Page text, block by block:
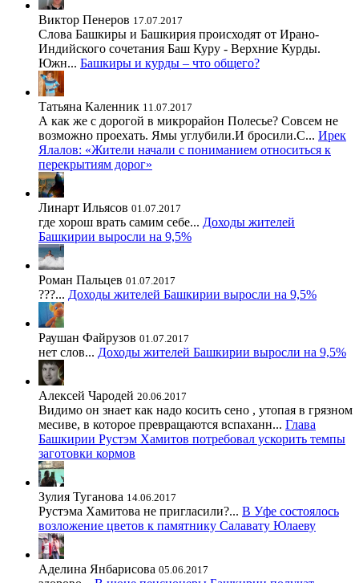
Виктор Пенеров 17.07.2017
Слова Башкиры и Башкирия происходят от Ирано-
Индийского сочетания Баш Куру - Верхние Курды.
Южн... Башкиры и курды – что общего?
Татьяна Каленник 11.07.2017
А как же с дорогой в микрорайон Полесье? Совсем не
возможно проехать. Ямы углубили.И бросили.С... Ирек
Ялалов: «Жители начали с пониманием относиться к
перекрытиям дорог»
Линарт Ильясов 01.07.2017
где хорош врать самим себе... Доходы жителей
Башкирии выросли на 9,5%
Роман Пальцев 01.07.2017
???... Доходы жителей Башкирии выросли на 9,5%
Раушан Файрузов 01.07.2017
нет слов... Доходы жителей Башкирии выросли на 9,5%
Алексей Чародей 20.06.2017
Видимо он знает как надо косить сено , утопая в грязном
месиве, в которое превращаются вспаханн... Глава
Башкирии Рустэм Хамитов потребовал ускорить темпы
заготовки кормов
Зулия Туганова 14.06.2017
Рустэма Хамитова не пригласили?... В Уфе состоялось
возложение цветов к памятнику Салавату Юлаеву
Аделина Янбарисова 05.06.2017